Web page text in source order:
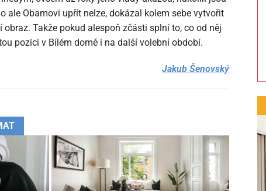
ale Obamovi upřít nelze, dokázal kolem sebe vytvořit
Takže pokud alespoň zčásti splní to, co od něj
pozici v Bílém domě i na další volební období.
Jakub Šenovský